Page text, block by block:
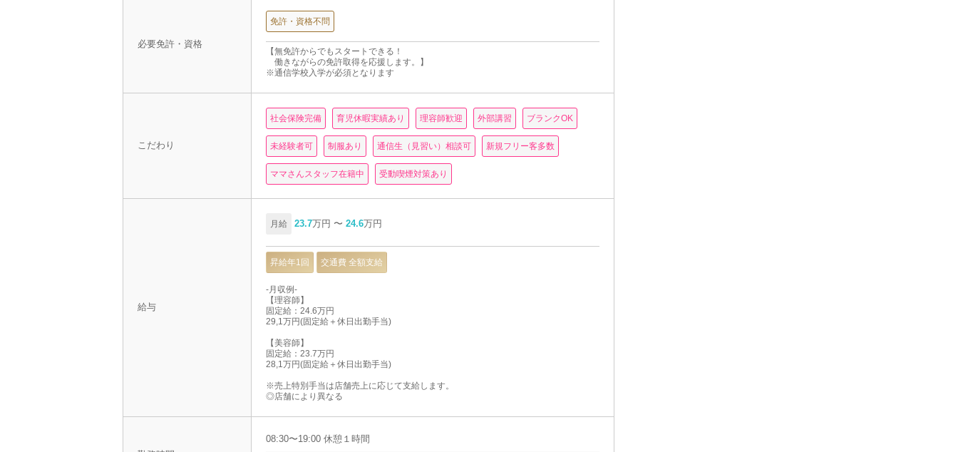
必要免許・資格
免許・資格不問
【無免許からでもスタートできる！
働きながらの免許取得を応援します。】
※通信学校入学が必須となります
こだわり
社会保険完備 育児休暇実績あり 理容師歓迎 外部講習 ブランクOK
未経験者可 制服あり 通信生（見習い）相談可 新規フリー客多数
ママさんスタッフ在籍中 受動喫煙対策あり
給与
月給 23.7万円 〜 24.6万円
昇給年1回 交通費 全額支給
-月収例-
【理容師】
固定給：24.6万円
29,1万円(固定給＋休日出勤手当)
【美容師】
固定給：23.7万円
28,1万円(固定給＋休日出勤手当)
※売上特別手当は店舗売上に応じて支給します。
◎店舗により異なる
08:30〜19:00 休憩１時間